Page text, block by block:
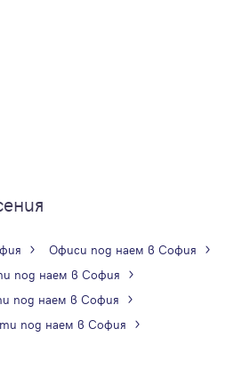
Офиси под наем в София
под наем в София
под наем в София
под наем в София